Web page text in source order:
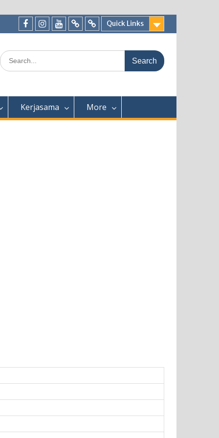
Quick Links
FacebookInstagram
YoutubeTiktokWhatsApp
Search
for:
Kerjasama More